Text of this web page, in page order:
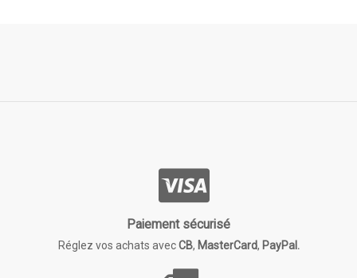
Paiement sécurisé
Réglez vos achats avecCB, MasterCard, PayPal.